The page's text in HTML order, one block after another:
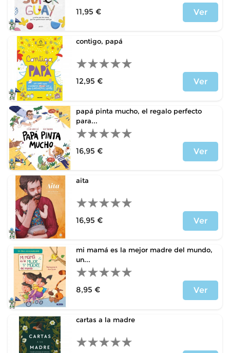
11,95 €
Ver
contigo, papá
12,95 €
Ver
papá pinta mucho, el regalo perfecto
para...
16,95 €
Ver
aita
16,95 €
Ver
mi mamá es la mejor madre del mundo,
un...
8,95 €
Ver
cartas a la madre